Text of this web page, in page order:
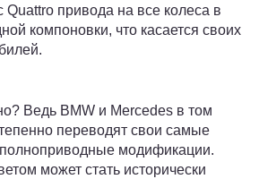
Quattro привода на все колеса в
компоновки, что касается своих
Ведь BMW и Mercedes в том
переводят свои самые
модификации.
может стать исторически